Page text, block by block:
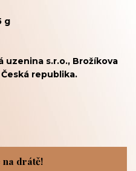
g
uzenina s.r.o., Brožíkova
Česká republika.
drátě!